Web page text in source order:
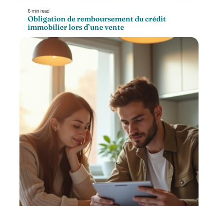
8 min read
Obligation de remboursement du crédit
immobilier lors d’une vente